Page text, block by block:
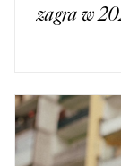
zagra w